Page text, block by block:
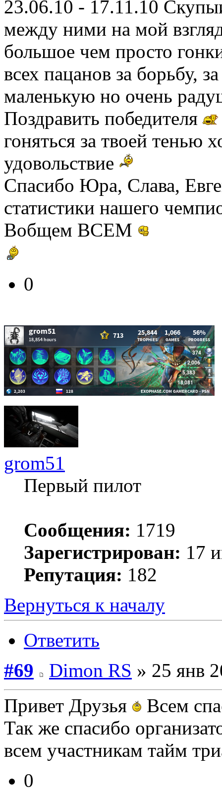
23.06.10 - 17.11.10
между ними на мой
большое чем просто
всех пацанов за борьбу,
маленькую но очень
Поздравить победителя
гоняться за твоей тенью
удовольствие
Спасибо Юра, Слава,
статистики нашего
Вобщем ВСЕМ
0
grom51
Первый пилот
Сообщения: 1719
Зарегистрирован: 17
Репутация: 182
Вернуться к началу
Ответить
#69
Dimon RS » 25 янв
Привет Друзья
Всем
Так же спасибо
всем участникам тайм
0